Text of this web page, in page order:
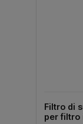
Filtro di
per filtro